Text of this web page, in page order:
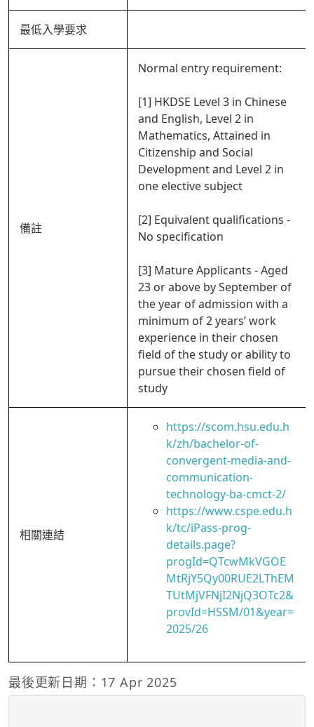
最低入學要求
備註
Normal entry requirement:
[1] HKDSE Level 3 in Chinese
and English, Level 2 in
Mathematics, Attained in
Citizenship and Social
Development and Level 2 in
one elective subject
[2] Equivalent qualifications -
No specification
[3] Mature Applicants - Aged
23 or above by September of
the year of admission with a
minimum of 2 years’ work
experience in their chosen
field of the study or ability to
pursue their chosen field of
study
相關連結
https://scom.hsu.edu.h
k/zh/bachelor-of-
convergent-media-and-
communication-
technology-ba-cmct-2/
https://www.cspe.edu.h
k/tc/iPass-prog-
details.page?
progId=QTcwMkVGOE
MtRjY5Qy00RUE2LThEM
TUtMjVFNjI2NjQ3OTc2&
provId=HSSM/01&year=
2025/26
最後更新日期：17 Apr 2025